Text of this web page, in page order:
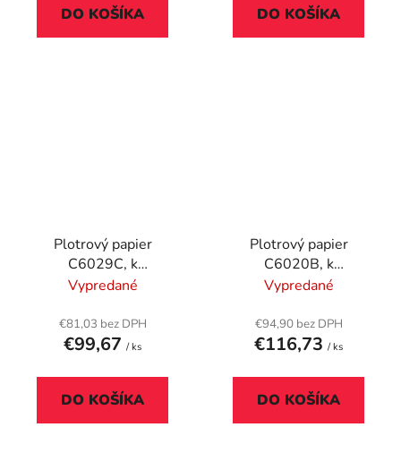
DO KOŠÍKA DO KOŠÍKA
Plotrový papier
C6029C, k
atramentovým
30,5 m, 130 g, lesklý,
HP
Vypredané
€81,03 bez DPH
€99,67 / ks
DO KOŠÍKA
Plotrový papier
C6020B, k
atramentovým
45,7 m, 90 g, matný, HP
Vypredané
€94,90 bez DPH
€116,73 / ks
DO KOŠÍKA